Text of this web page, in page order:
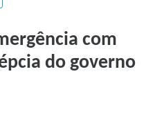
com
do governo